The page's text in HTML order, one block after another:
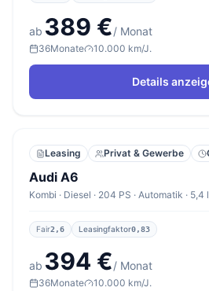
ab 389 €/ Monat
36Monate 10.000 km/J.
Details
Leasing Privat & Gewerbe
Audi A6
Kombi · Diesel · 204 PS · Automatik ·
Fair2,6 Leasingfaktor0,83
ab 394 €/ Monat
36Monate 10.000 km/J.